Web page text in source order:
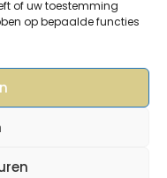
of uw toestemming
op bepaalde functies